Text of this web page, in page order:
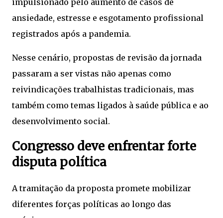
ansiedade, estresse e esgotamento profissional
registrados após a pandemia.
Nesse cenário, propostas de revisão da jornada
passaram a ser vistas não apenas como
reivindicações trabalhistas tradicionais, mas
também como temas ligados à saúde pública e ao
desenvolvimento social.
Congresso deve enfrentar forte
disputa política
A tramitação da proposta promete mobilizar
diferentes forças políticas ao longo das